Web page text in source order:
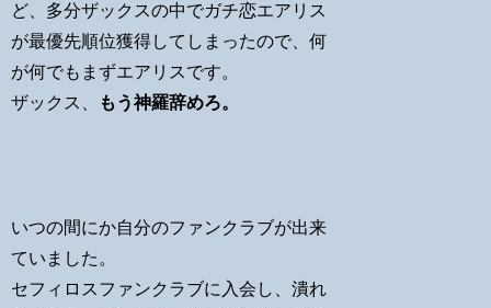
ど、多分ザックスの中でガチ恋エアリス
が最優先順位獲得してしまったので、何
が何でもまずエアリスです。
ザックス、
もう神羅辞めろ。
いつの間にか自分のファンクラブが出来
ていました。
セフィロスファンクラブに入会し、潰れ